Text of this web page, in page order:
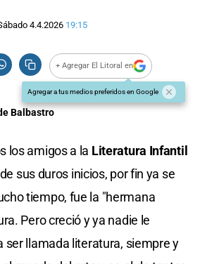
4.4.2026 19:15
+ Agregar El Litoral en
Agregar a tus medios preferidos en Google
Balbastro
los amigos a la Literatura Infantil
sus duros inicios, por fin ya se
tiempo, fue la "hermana
Pero creció y ya nadie le
ser llamada literatura, siempre y